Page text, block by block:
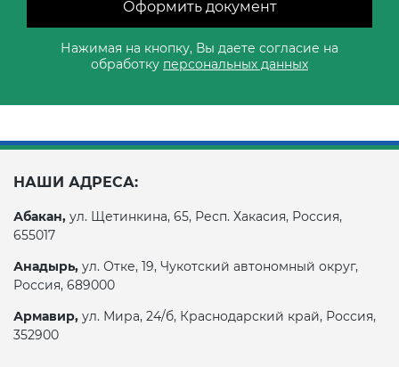
Оформить документ
Нажимая на кнопку, Вы даете согласие на
обработку персональных данных
НАШИ АДРЕСА:
Абакан, ул. Щетинкина, 65, Респ. Хакасия, Россия,
655017
Анадырь, ул. Отке, 19, Чукотский автономный округ,
Россия, 689000
Армавир, ул. Мира, 24/б, Краснодарский край, Россия,
352900
Сертификация спортивных
Сертификация ресурсов
Остальное
БАДы
Декларация ТР ТС
Декларирование оборудования
по схеме 5Д (ТР ТС 010)
продукции (ТР ТС 021)
Декларирование алкогольной
продукции (ТР ЕАЭС 047)